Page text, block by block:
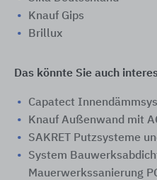
Knauf Gips
Brillux
Das könnte Sie auch
Capatect
Knauf Außenwand mit
SAKRET Putzsysteme
System
Mauerwerkssanierung